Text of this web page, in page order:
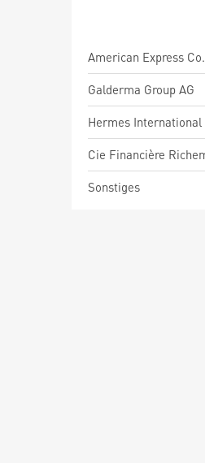
American Express Co.
Galderma Group AG
Sonstiges